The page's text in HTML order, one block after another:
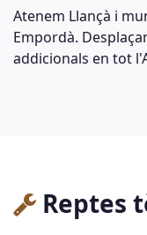
Atenem Llançà i
Empordà.
addicionals en tot
Reptes